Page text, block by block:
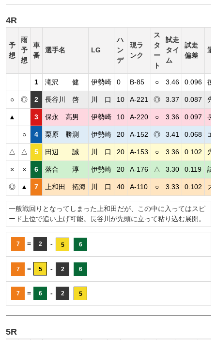
4R
予
想
雨
予
想
車
番
選手名 LG
ハ
ン
デ
現ラ
ンク
ス
タ
ー
ト
試走
タイ
ム
試走
偏差
選
1 滝沢 健 伊勢崎 0 B-85 ○ 3.46 0.096 後
○ ◎ 2 長谷川 啓 川 口 10 A-221 ◎ 3.37 0.087 先
▲ 3 保永 高男 伊勢崎 10 A-220 ○ 3.36 0.097 長
○ 4 栗原 勝測 伊勢崎 20 A-152 ◎ 3.41 0.068 エ
△ △ 5 田辺 誠 川 口 20 A-153 ○ 3.36 0.102 先
× × 6 落合 淳 伊勢崎 20 A-176 △ 3.30 0.119 試
◎ ▲ 7 上和田 拓海 川 口 40 A-110 ○ 3.33 0.102 ス
一般戦回りとなってしまった上和田だが、この中に入ってはスピ
ード上位で追い上げ可能。長谷川が先頭に立って粘り込む展開。
7 = 2 - 5 6
7 = 5 - 2 6
7 = 6 - 2 5
5R